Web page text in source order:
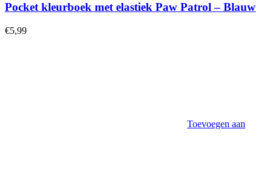
Pocket kleurboek met elastiek Paw Patrol – Blauw
€5,99
Toevoegen aan